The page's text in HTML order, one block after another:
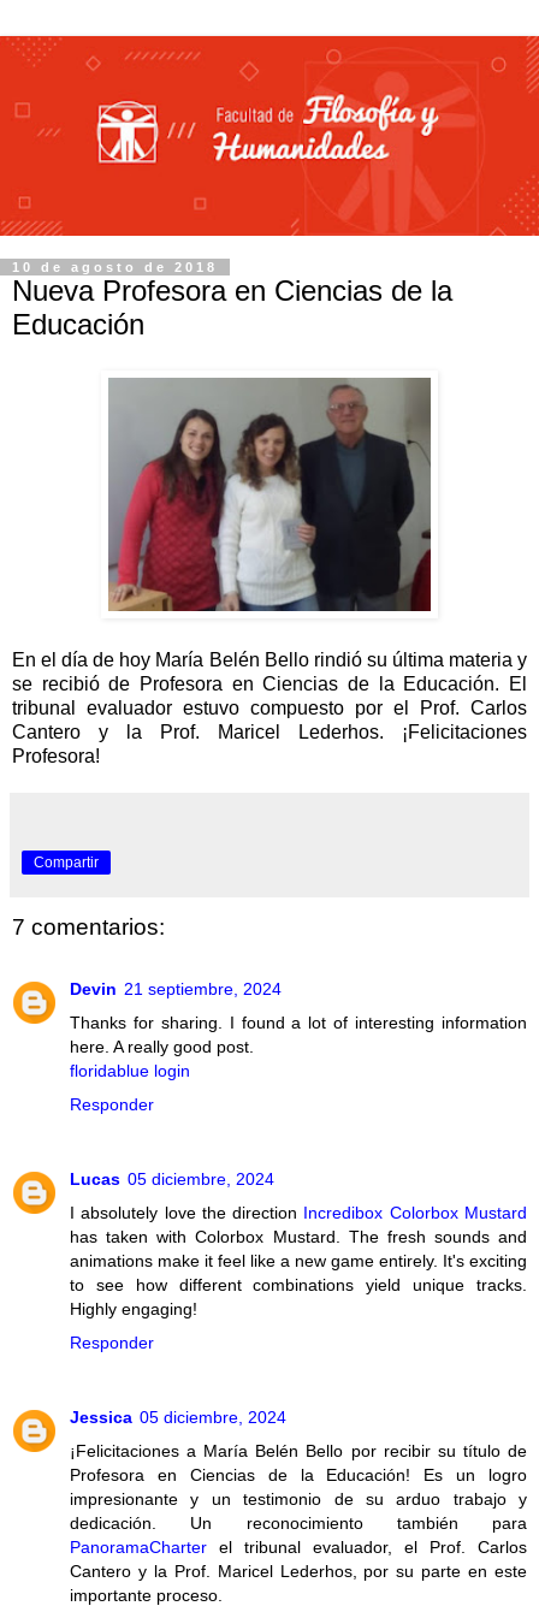
10 de agosto de 2018
Nueva Profesora en Ciencias de la
Educación
En el día de hoy María Belén Bello rindió su última materia y
se recibió de Profesora en Ciencias de la Educación. El
tribunal evaluador estuvo compuesto por el Prof. Carlos
Cantero y la Prof. Maricel Lederhos. ¡Felicitaciones
Profesora!
Compartir
7 comentarios:
Devin 21 septiembre, 2024
Thanks for sharing. I found a lot of interesting information
here. A really good post.
floridablue login
Responder
Lucas 05 diciembre, 2024
I absolutely love the direction Incredibox Colorbox Mustard
has taken with Colorbox Mustard. The fresh sounds and
animations make it feel like a new game entirely. It's exciting
to see how different combinations yield unique tracks.
Highly engaging!
Responder
Jessica 05 diciembre, 2024
¡Felicitaciones a María Belén Bello por recibir su título de
Profesora en Ciencias de la Educación! Es un logro
impresionante y un testimonio de su arduo trabajo y
dedicación. Un reconocimiento también para
PanoramaCharter el tribunal evaluador, el Prof. Carlos
Cantero y la Prof. Maricel Lederhos, por su parte en este
importante proceso.